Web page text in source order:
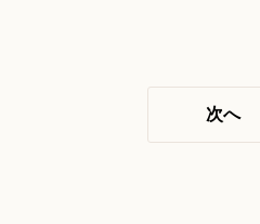
三木楽器 開成館
次へ